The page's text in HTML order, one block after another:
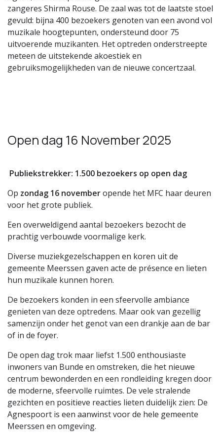
zangeres Shirma Rouse. De zaal was tot de laatste stoel
gevuld: bijna 400 bezoekers genoten van een avond vol
muzikale hoogtepunten, ondersteund door 75
uitvoerende muzikanten. Het optreden onderstreepte
meteen de uitstekende akoestiek en
gebruiksmogelijkheden van de nieuwe concertzaal.
Open dag 16 November 2025
Publiekstrekker: 1.500 bezoekers op open dag
Op zondag 16 novemberopende het MFC haar deuren
voor het grote publiek.
Een overweldigend aantal bezoekers bezocht de
prachtig verbouwde voormalige kerk.
Diverse muziekgezelschappen en koren uit de
gemeente Meerssen gaven acte de présence en lieten
hun muzikale kunnen horen.
De bezoekers konden in een sfeervolle ambiance
genieten van deze optredens. Maar ook van gezellig
samenzijn onder het genot van een drankje aan de bar
of in de foyer.
De open dag trok maar liefst 1.500 enthousiaste
inwoners van Bunde en omstreken, die het nieuwe
centrum bewonderden en een rondleiding kregen door
de moderne, sfeervolle ruimtes. De vele stralende
gezichten en positieve reacties lieten duidelijk zien: De
Agnespoort is een aanwinst voor de hele gemeente
Meerssen en omgeving.